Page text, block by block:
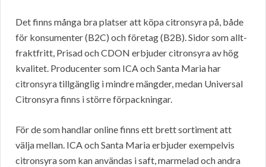
Det finns många bra platser att köpa citronsyra på, både
för konsumenter (B2C) och företag (B2B). Sidor som allt-
fraktfritt, Prisad och CDON erbjuder citronsyra av hög
kvalitet. Producenter som ICA och Santa Maria har
citronsyra tillgänglig i mindre mängder, medan Universal
Citronsyra finns i större förpackningar.
För de som handlar online finns ett brett sortiment att
välja mellan. ICA och Santa Maria erbjuder exempelvis
citronsyra som kan användas i saft, marmelad och andra